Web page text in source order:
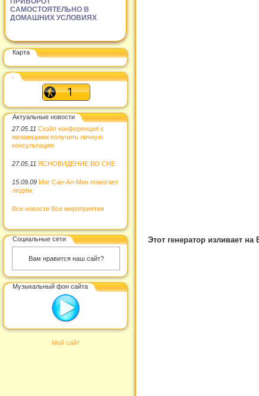
САМОСТОЯТЕЛЬНО В
ДОМАШНИХ УСЛОВИЯХ
Карта
Актуальные новости
27.05.11 Скайп конференция с
желающими получить личную
консультацию
27.05.11 ЯСНОВИДЕНИЕ ВО СНЕ
15.09.09 Маг Сан-Ал-Мин помогает
людям.
Все новости Все мероприятия
Социальные сети
Вам нравится наш сайт?
Музыкальный фон сайта
Мой сайт
Этот генератор изливает